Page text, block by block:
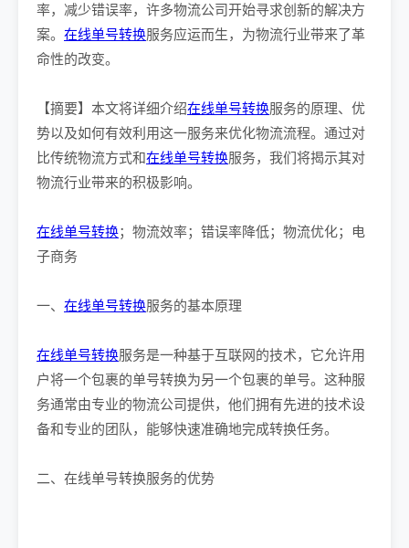
率，减少错误率，许多物流公司开始寻求创新的解决方
案。 在线单号转换服务应运而生，为物流行业带来了革
命性的改变。
【摘要】本文将详细介绍在线单号转换服务的原理、优
势以及如何有效利用这一服务来优化物流流程。通过对
比传统物流方式和在线单号转换服务，我们将揭示其对
物流行业带来的积极影响。
在线单号转换；物流效率；错误率降低；物流优化；电
子商务
一、 在线单号转换服务的基本原理
在线单号转换服务是一种基于互联网的技术，它允许用
户将一个包裹的单号转换为另一个包裹的单号。这种服
务通常由专业的物流公司提供，他们拥有先进的技术设
备和专业的团队，能够快速准确地完成转换任务。
二、在线单号转换服务的优势